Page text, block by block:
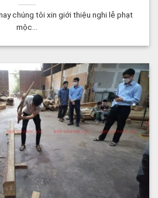
chúng tôi xin giới thiệu nghi lễ phạt
mộc...